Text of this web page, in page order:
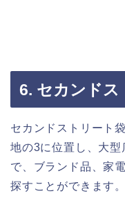
6. セカンドス
セカンドストリート
地の3に位置し、大
で、ブランド品、家
探すことができます